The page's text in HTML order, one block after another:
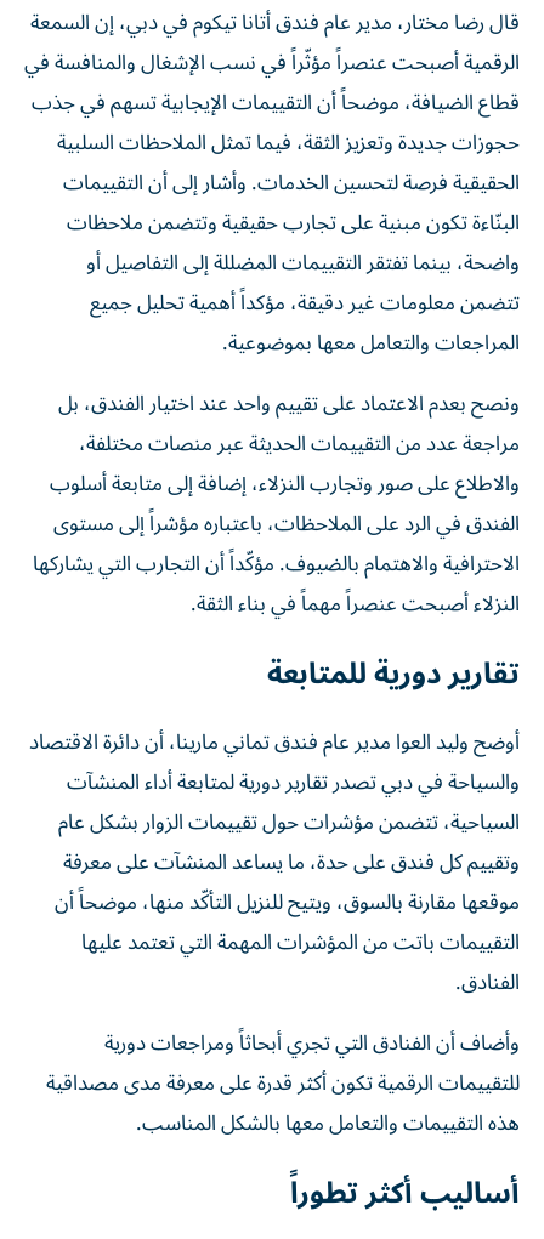
قال رضا مختار، مدير عام فندق أتانا تيكوم في دبي، إن السمعة
الرقمية أصبحت عنصراً مؤثّراً في نسب الإشغال والمنافسة في
قطاع الضيافة، موضحاً أن التقييمات الإيجابية تسهم في جذب
حجوزات جديدة وتعزيز الثقة، فيما تمثل الملاحظات السلبية
الحقيقية فرصة لتحسين الخدمات. وأشار إلى أن التقييمات
البنّاءة تكون مبنية على تجارب حقيقية وتتضمن ملاحظات
واضحة، بينما تفتقر التقييمات المضللة إلى التفاصيل أو
تتضمن معلومات غير دقيقة، مؤكداً أهمية تحليل جميع
المراجعات والتعامل معها بموضوعية.
ونصح بعدم الاعتماد على تقييم واحد عند اختيار الفندق، بل
مراجعة عدد من التقييمات الحديثة عبر منصات مختلفة،
والاطلاع على صور وتجارب النزلاء، إضافة إلى متابعة أسلوب
الفندق في الرد على الملاحظات، باعتباره مؤشراً إلى مستوى
الاحترافية والاهتمام بالضيوف. مؤكّداً أن التجارب التي يشاركها
النزلاء أصبحت عنصراً مهماً في بناء الثقة.
تقارير دورية للمتابعة
أوضح وليد العوا مدير عام فندق تماني مارينا، أن دائرة الاقتصاد
والسياحة في دبي تصدر تقارير دورية لمتابعة أداء المنشآت
السياحية، تتضمن مؤشرات حول تقييمات الزوار بشكل عام
وتقييم كل فندق على حدة، ما يساعد المنشآت على معرفة
موقعها مقارنة بالسوق، ويتيح للنزيل التأكّد منها، موضحاً أن
التقييمات باتت من المؤشرات المهمة التي تعتمد عليها
الفنادق.
وأضاف أن الفنادق التي تجري أبحاثاً ومراجعات دورية
للتقييمات الرقمية تكون أكثر قدرة على معرفة مدى مصداقية
هذه التقييمات والتعامل معها بالشكل المناسب.
أساليب أكثر تطوراً